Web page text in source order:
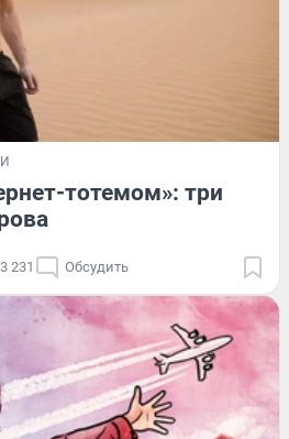
тотемом»: три
3 231 Обсудить